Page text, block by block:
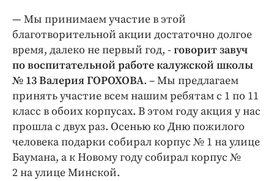
— Мы принимаем участие в этой
благотворительной акции достаточно долгое
время, далеко не первый год, - говорит завуч
по воспитательной работе калужской школы
№ 13 Валерия ГОРОХОВА. – Мы предлагаем
принять участие всем нашим ребятам с 1 по 11
класс в обоих корпусах. В этом году акция у нас
прошла с двух раз. Осенью ко Дню пожилого
человека подарки собирал корпус № 1 на улице
Баумана, а к Новому году собирал корпус №
2 на улице Минской.